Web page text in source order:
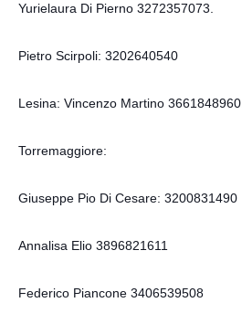
Yurielaura Di Pierno 3272357073.
Pietro Scirpoli: 3202640540
Lesina: Vincenzo Martino 3661848960.
Torremaggiore:
Giuseppe Pio Di Cesare: 3200831490
Annalisa Elio 3896821611
Federico Piancone 3406539508